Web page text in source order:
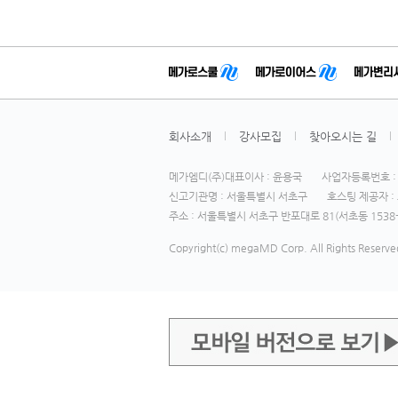
회사소개 강사모집 찾아오시는 길
메가엠디(주)대표이사 : 윤용국
사업자등록번
신고기관명 : 서울특별시 서초구
호스팅 제공자 :
주소 : 서울특별시 서초구 반포대로 81(서초동
Copyright(c) megaMD Corp. All Rights